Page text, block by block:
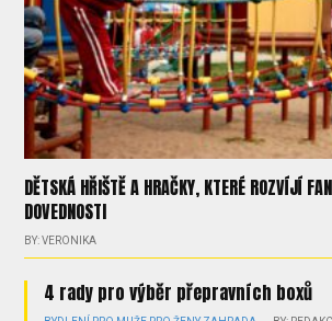
DĚTSKÁ HŘIŠTĚ A HRAČKY, KTERÉ ROZVÍJÍ
DOVEDNOSTI
BY: VERONIKA
4 rady pro výběr přepravních boxů